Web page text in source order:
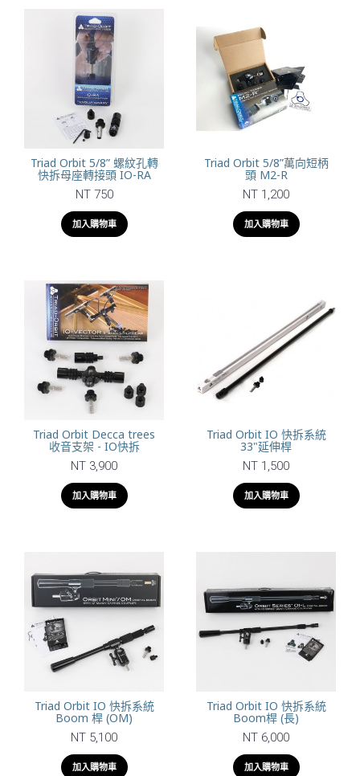
Triad Orbit 5/8” 螺紋孔轉
快拆母座轉接頭 IO-RA
NT 750
加入購物車
Triad Orbit 5/8”萬向短柄
頭 M2-R
NT 1,200
加入購物車
Triad Orbit Decca trees
收音支架 - IO快拆
NT 3,900
加入購物車
Triad Orbit IO 快拆系統
33"延伸桿
NT 1,500
加入購物車
Triad Orbit IO 快拆系統
Boom 桿 (OM)
NT 5,100
加入購物車
Triad Orbit IO 快拆系統
Boom桿 (長)
NT 6,000
加入購物車